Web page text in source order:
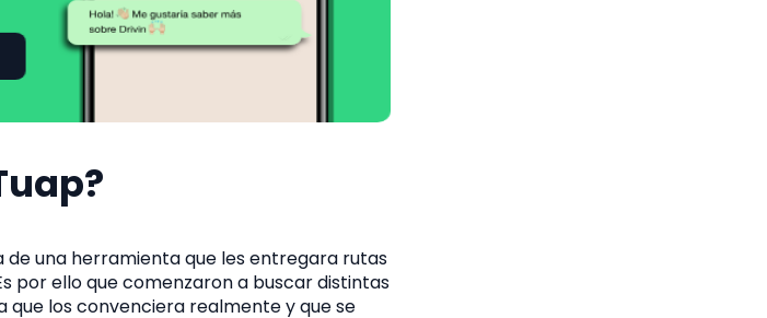
de una herramienta que les entregara rutas
por ello que comenzaron a buscar distintas
que los convenciera realmente y que se